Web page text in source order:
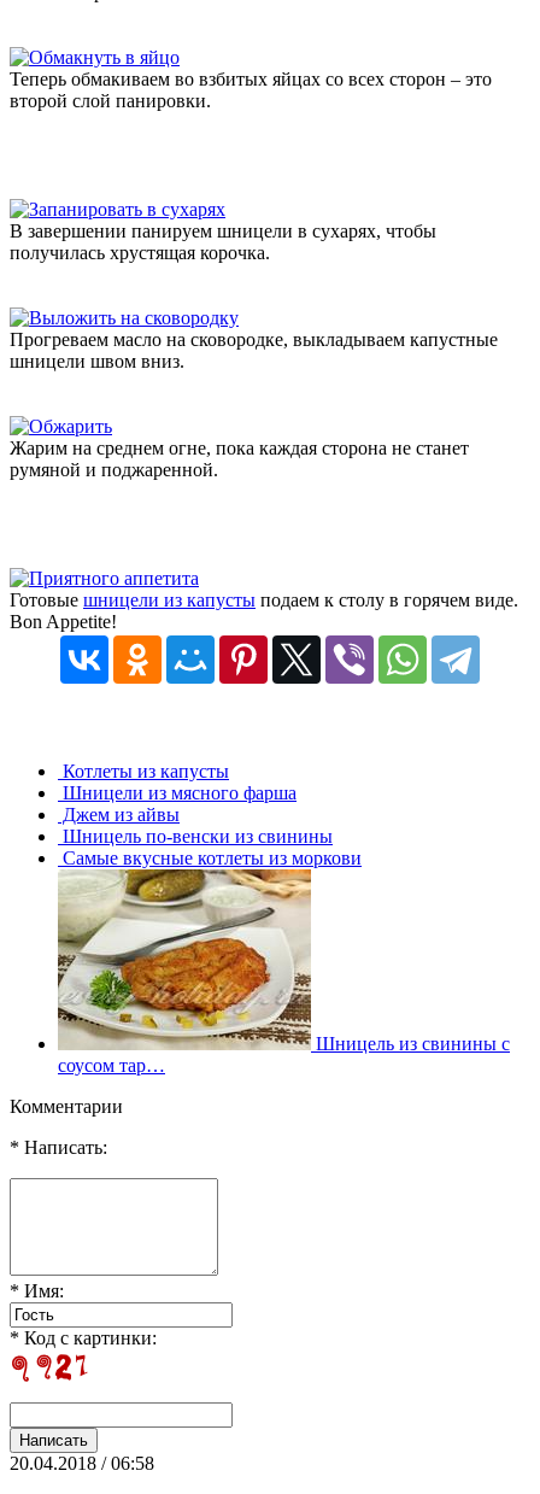
Теперь обмакиваем во взбитых яйцах со всех сторон – это
второй слой панировки.
В завершении панируем шницели в сухарях, чтобы
получилась хрустящая корочка.
Прогреваем масло на сковородке, выкладываем капустные
шницели швом вниз.
Жарим на среднем огне, пока каждая сторона не станет
румяной и поджаренной.
Готовые шницели из капусты подаем к столу в горячем виде.
Bon Appetite!
Котлеты из капусты
Шницели из мясного фарша
Джем из айвы
Шницель по-венски из свинины
Самые вкусные котлеты из моркови
Шницель из свинины с
соусом тар…
Комментарии
* Написать:
* Имя:
* Код с картинки:
20.04.2018 / 06:58